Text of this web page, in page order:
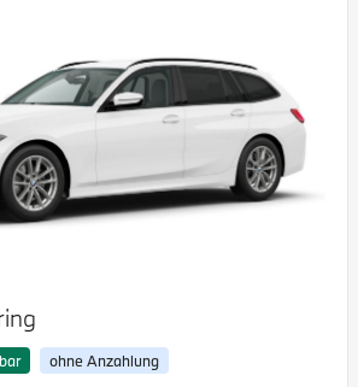
ohne Anzahlung